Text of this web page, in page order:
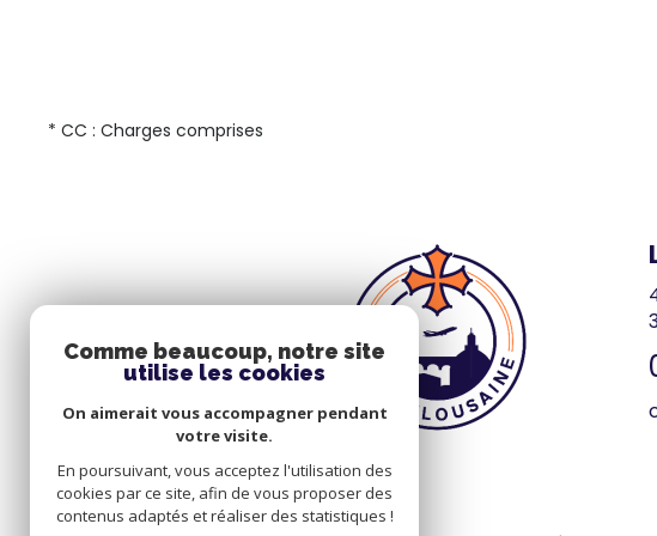
* CC : Charges comprises
Comme beaucoup, notre site
utilise les cookies
On aimerait vous accompagner pendant
votre visite.
En poursuivant, vous acceptez l'utilisation des
cookies par ce site, afin de vous proposer des
contenus adaptés et réaliser des statistiques !